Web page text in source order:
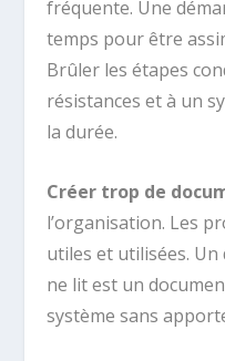
fréquente. Une
temps pour être
Brûler les étapes
résistances et à un
la durée.
Créer trop de
l’organisation. Les
utiles et utilisées.
ne lit est un
système sans